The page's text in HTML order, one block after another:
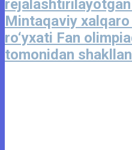
Mintaqaviy
ro‘yxati Fan
tomonidan